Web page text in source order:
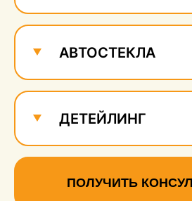
АВТОСТЕКЛА
ДЕТЕЙЛИНГ
ПОЛУЧИТЬ